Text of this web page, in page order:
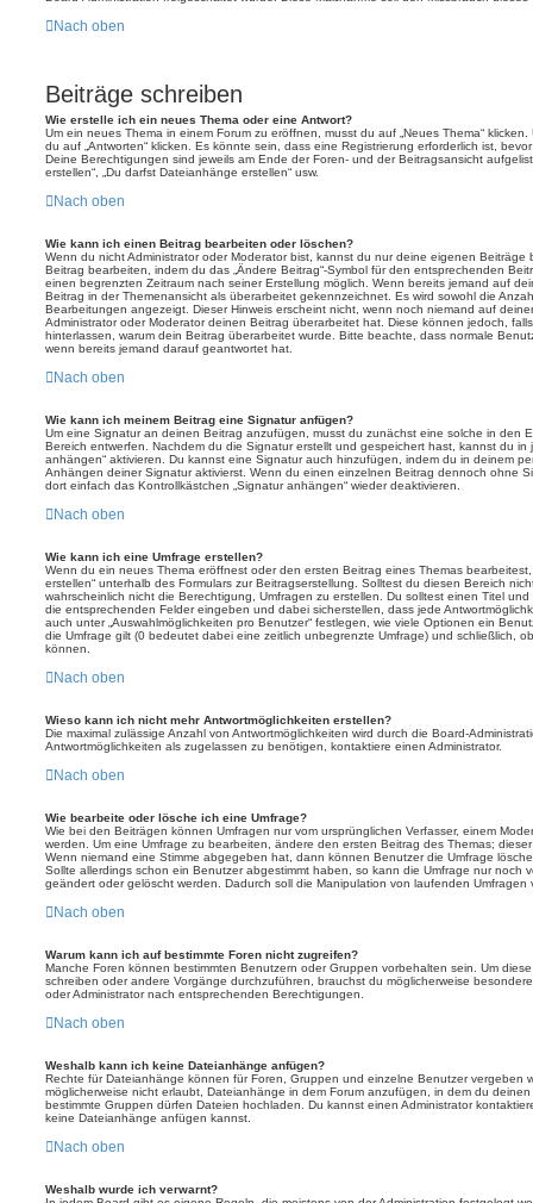
Nach oben
Beiträge schreiben
Wie erstelle ich ein neues Thema oder eine Antwort?
Um ein neues Thema in einem Forum zu eröffnen, musst du auf „Neues Thema“
du auf „Antworten“ klicken. Es könnte sein, dass eine Registrierung erforderlich ist,
Deine Berechtigungen sind jeweils am Ende der Foren- und der Beitragsansicht
erstellen“, „Du darfst Dateianhänge erstellen“ usw.
Nach oben
Wie kann ich einen Beitrag bearbeiten oder löschen?
Wenn du nicht Administrator oder Moderator bist, kannst du nur deine eigenen
Beitrag bearbeiten, indem du das „Ändere Beitrag“-Symbol für den entsprechenden
einen begrenzten Zeitraum nach seiner Erstellung möglich. Wenn bereits jemand auf
Beitrag in der Themenansicht als überarbeitet gekennzeichnet. Es wird sowohl die
Bearbeitungen angezeigt. Dieser Hinweis erscheint nicht, wenn noch niemand auf
Administrator oder Moderator deinen Beitrag überarbeitet hat. Diese können jedoch,
hinterlassen, warum dein Beitrag überarbeitet wurde. Bitte beachte, dass normale
wenn bereits jemand darauf geantwortet hat.
Nach oben
Wie kann ich meinem Beitrag eine Signatur anfügen?
Um eine Signatur an deinen Beitrag anzufügen, musst du zunächst eine solche in den
Bereich entwerfen. Nachdem du die Signatur erstellt und gespeichert hast, kannst du in
anhängen“ aktivieren. Du kannst eine Signatur auch hinzufügen, indem du in deinem
Anhängen deiner Signatur aktivierst. Wenn du einen einzelnen Beitrag dennoch ohne
dort einfach das Kontrollkästchen „Signatur anhängen“ wieder deaktivieren.
Nach oben
Wie kann ich eine Umfrage erstellen?
Wenn du ein neues Thema eröffnest oder den ersten Beitrag eines Themas
erstellen“ unterhalb des Formulars zur Beitragserstellung. Solltest du diesen Bereich
wahrscheinlich nicht die Berechtigung, Umfragen zu erstellen. Du solltest einen Titel
die entsprechenden Felder eingeben und dabei sicherstellen, dass jede
auch unter „Auswahlmöglichkeiten pro Benutzer“ festlegen, wie viele Optionen ein
die Umfrage gilt (0 bedeutet dabei eine zeitlich unbegrenzte Umfrage) und schließlich,
können.
Nach oben
Wieso kann ich nicht mehr Antwortmöglichkeiten erstellen?
Die maximal zulässige Anzahl von Antwortmöglichkeiten wird durch die Board-
Antwortmöglichkeiten als zugelassen zu benötigen, kontaktiere einen Administrator.
Nach oben
Wie bearbeite oder lösche ich eine Umfrage?
Wie bei den Beiträgen können Umfragen nur vom ursprünglichen Verfasser, einem
werden. Um eine Umfrage zu bearbeiten, ändere den ersten Beitrag des Themas;
Wenn niemand eine Stimme abgegeben hat, dann können Benutzer die Umfrage
Sollte allerdings schon ein Benutzer abgestimmt haben, so kann die Umfrage nur noch
geändert oder gelöscht werden. Dadurch soll die Manipulation von laufenden Umfragen
Nach oben
Warum kann ich auf bestimmte Foren nicht zugreifen?
Manche Foren können bestimmten Benutzern oder Gruppen vorbehalten sein. Um
schreiben oder andere Vorgänge durchzuführen, brauchst du möglicherweise
oder Administrator nach entsprechenden Berechtigungen.
Nach oben
Weshalb kann ich keine Dateianhänge anfügen?
Rechte für Dateianhänge können für Foren, Gruppen und einzelne Benutzer vergeben
möglicherweise nicht erlaubt, Dateianhänge in dem Forum anzufügen, in dem du
bestimmte Gruppen dürfen Dateien hochladen. Du kannst einen Administrator
keine Dateianhänge anfügen kannst.
Nach oben
Weshalb wurde ich verwarnt?